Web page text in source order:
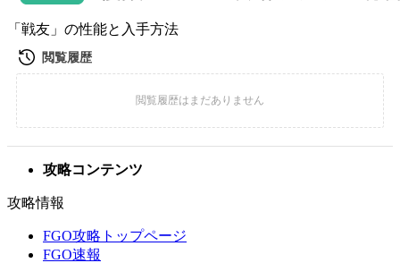
「戦友」の性能と入手方法
攻略コンテンツ
攻略情報
FGO攻略トップページ
FGO速報